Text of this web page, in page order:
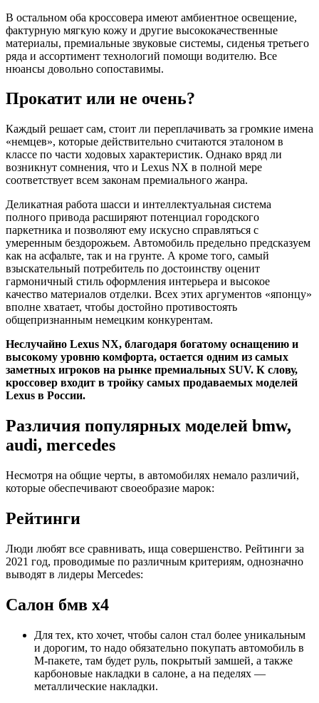
В остальном оба кроссовера имеют амбиентное освещение,
фактурную мягкую кожу и другие высококачественные
материалы, премиальные звуковые системы, сиденья третьего
ряда и ассортимент технологий помощи водителю. Все
нюансы довольно сопоставимы.
Прокатит или не очень?
Каждый решает сам, стоит ли переплачивать за громкие имена
«немцев», которые действительно считаются эталоном в
классе по части ходовых характеристик. Однако вряд ли
возникнут сомнения, что и Lexus NX в полной мере
соответствует всем законам премиального жанра.
Деликатная работа шасси и интеллектуальная система
полного привода расширяют потенциал городского
паркетника и позволяют ему искусно справляться с
умеренным бездорожьем. Автомобиль предельно предсказуем
как на асфальте, так и на грунте. А кроме того, самый
взыскательный потребитель по достоинству оценит
гармоничный стиль оформления интерьера и высокое
качество материалов отделки. Всех этих аргументов «японцу»
вполне хватает, чтобы достойно противостоять
общепризнанным немецким конкурентам.
Неслучайно Lexus NX, благодаря богатому оснащению и
высокому уровню комфорта, остается одним из самых
заметных игроков на рынке премиальных SUV. К слову,
кроссовер входит в тройку самых продаваемых моделей
Lexus в России.
Различия популярных моделей bmw,
audi, mercedes
Несмотря на общие черты, в автомобилях немало различий,
которые обеспечивают своеобразие марок:
Рейтинги
Люди любят все сравнивать, ища совершенство. Рейтинги за
2021 год, проводимые по различным критериям, однозначно
выводят в лидеры Mercedes:
Салон бмв х4
Для тех, кто хочет, чтобы салон стал более уникальным
и дорогим, то надо обязательно покупать автомобиль в
М-пакете, там будет руль, покрытый замшей, а также
карбоновые накладки в салоне, а на педелях —
металлические накладки.